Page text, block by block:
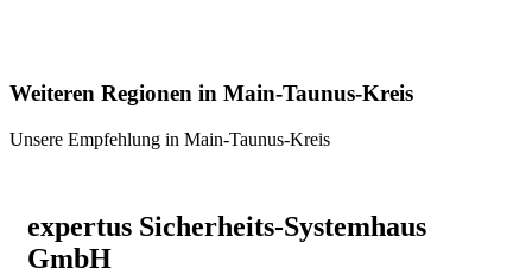
Weiteren Regionen in Main-Taunus-Kreis
Unsere Empfehlung in Main-Taunus-Kreis
expertus Sicherheits-Systemhaus
GmbH